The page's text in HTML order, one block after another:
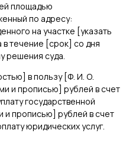
площадью
по адресу:
на участке [указать
в течение [срок] со дня
решения суда.
] в пользу [Ф. И. О.
и прописью] рублей в счет
государственной
и прописью] рублей в счет
юридических услуг.